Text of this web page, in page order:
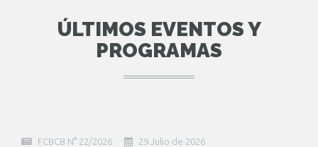
ÚLTIMOS EVENTOS Y
PROGRAMAS
FCBCB N° 22/2026 29 Julio de 2026